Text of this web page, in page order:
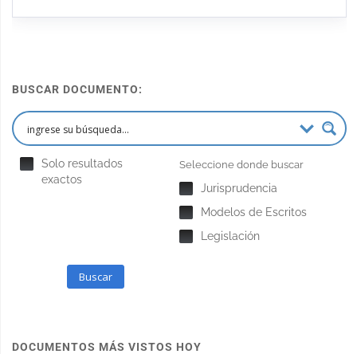
BUSCAR DOCUMENTO:
Solo resultados
exactos
Seleccione donde buscar
Jurisprudencia
Modelos de Escritos
Legislación
Buscar
DOCUMENTOS MÁS VISTOS HOY